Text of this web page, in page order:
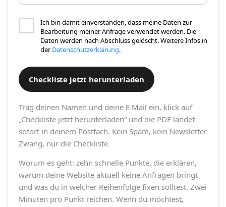
Ich bin damit einverstanden, dass meine Daten zur
Bearbeitung meiner Anfrage verwendet werden.Die
Daten werden nach Abschluss gelöscht. Weitere Infos in
der Datenschutzerklärung.
Trag deinen Namen und deine E Mail ein, klick auf
„Checkliste jetzt herunterladen“ und die PDF landet
sofort in deinem Postfach. Kein Spam, kein Newsletter
Zwang, nur die Checkliste.
Worum es geht: zehn schnelle Punkte, die erklären,
warum deine Website aktuell keine Anfragen bringt
und was du in welcher Reihenfolge fixen solltest. Zwei
Minuten pro Punkt reichen. Wenn du möchtest,